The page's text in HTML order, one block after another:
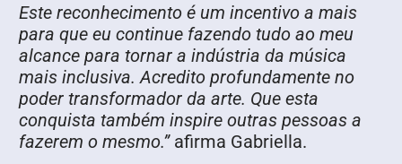
Este reconhecimento é um incentivo a mais
para que eu continue fazendo tudo ao meu
alcance para tornar a indústria da música
mais inclusiva. Acredito profundamente no
poder transformador da arte. Que esta
conquista também inspire outras pessoas a
fazerem o mesmo.”afirma Gabriella.